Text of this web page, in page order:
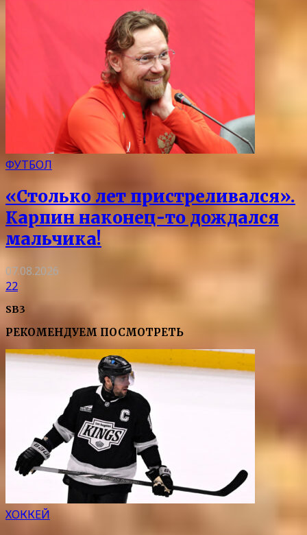
ФУТБОЛ
«Столько лет пристреливался».
Карпин наконец-то дождался
мальчика!
07.08.2026
22
SB3
РЕКОМЕНДУЕМ ПОСМОТРЕТЬ
ХОККЕЙ